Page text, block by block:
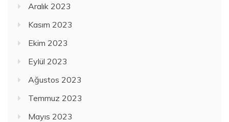
Aralık 2023
Kasım 2023
Ekim 2023
Eylül 2023
Ağustos 2023
Temmuz 2023
Mayıs 2023